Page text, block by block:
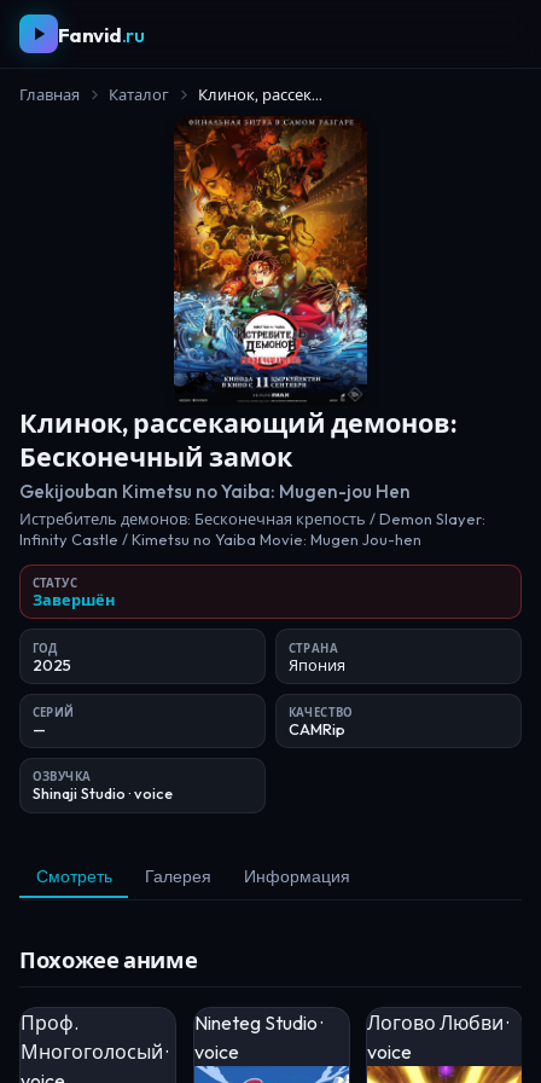
Fanvid.ru
Главная Каталог Клинок, рассекающий демонов: Бесконечный замок
Клинок, рассекающий демонов:
Бесконечный замок
Gekijouban Kimetsu no Yaiba: Mugen-jou Hen
Истребитель демонов: Бесконечная крепость / Demon Slayer:
Infinity Castle / Kimetsu no Yaiba Movie: Mugen Jou-hen
СТАТУС
Завершён
ГОД
2025
СТРАНА
Япония
СЕРИЙ
—
КАЧЕСТВО
CAMRip
ОЗВУЧКА
Shinaji Studio· voice
Смотреть Галерея Информация
Похожее аниме
Проф.
Многоголосый ·
Nineteg Studio ·
voice
Логово Любви ·
voice